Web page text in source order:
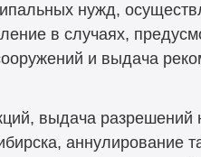
нужд,
в случаях,
и выдача
выдача разрешений
аннулирование